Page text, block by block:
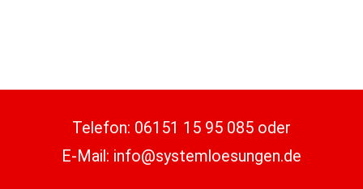
Telefon: 06151 15 95 085 oder
E-Mail: info@systemloesungen.de